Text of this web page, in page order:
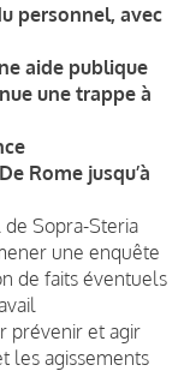
personnel, avec
aide publique
une trappe à
Rome jusqu’à
Sopra-Steria
une enquête
de faits éventuels
prévenir et agir
les agissements